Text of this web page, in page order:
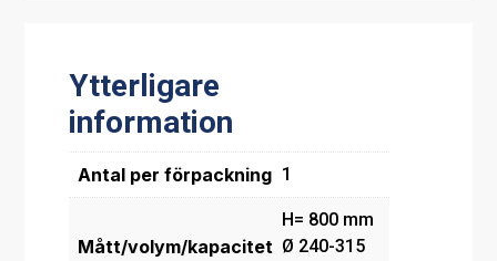
Ytterligare
information
Antal per förpackning 1
Mått/volym/kapacitet
H= 800 mm
Ø 240-315